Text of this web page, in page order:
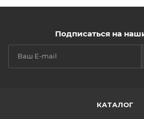
Подписаться на
КАТАЛОГ